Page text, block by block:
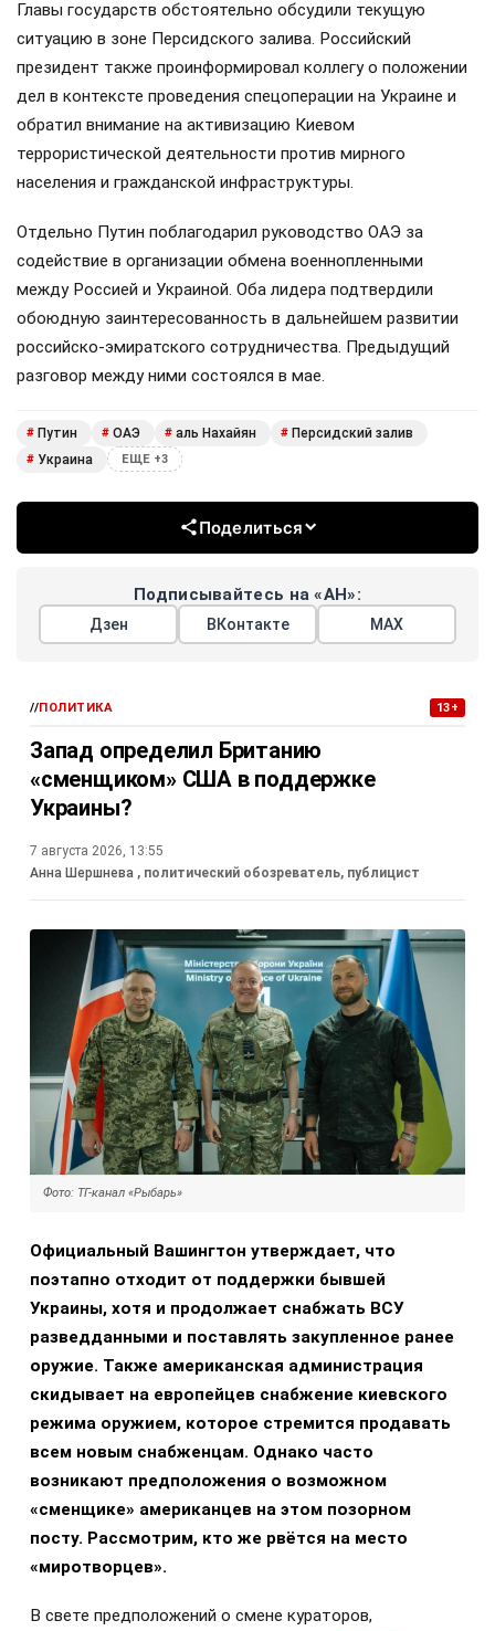
Главы государств обстоятельно обсудили текущую
ситуацию в зоне Персидского залива. Российский
президент также проинформировал коллегу о положении
дел в контексте проведения спецоперации на Украине и
обратил внимание на активизацию Киевом
террористической деятельности против мирного
населения и гражданской инфраструктуры.
Отдельно Путин поблагодарил руководство ОАЭ за
содействие в организации обмена военнопленными
между Россией и Украиной. Оба лидера подтвердили
обоюдную заинтересованность в дальнейшем развитии
российско-эмиратского сотрудничества. Предыдущий
разговор между ними состоялся в мае.
# Путин # ОАЭ # аль Нахайян # Персидский залив
# Украина ЕЩЕ +3
Поделиться
Подписывайтесь на «АН»:
Дзен ВКонтакте МАХ
//ПОЛИТИКА 13+
Запад определил Британию
«сменщиком» США в поддержке
Украины?
7 августа 2026, 13:55
Анна Шершнева , политический обозреватель, публицист
Фото: ТГ-канал «Рыбарь»
Официальный Вашингтон утверждает, что
поэтапно отходит от поддержки бывшей
Украины, хотя и продолжает снабжать ВСУ
разведданными и поставлять закупленное ранее
оружие. Также американская администрация
скидывает на европейцев снабжение киевского
режима оружием, которое стремится продавать
всем новым снабженцам. Однако часто
возникают предположения о возможном
«сменщике» американцев на этом позорном
посту. Рассмотрим, кто же рвётся на место
«миротворцев».
В свете предположений о смене кураторов,